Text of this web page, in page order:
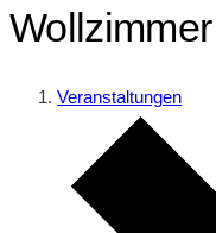
Wollzimmer
Veranstaltungen